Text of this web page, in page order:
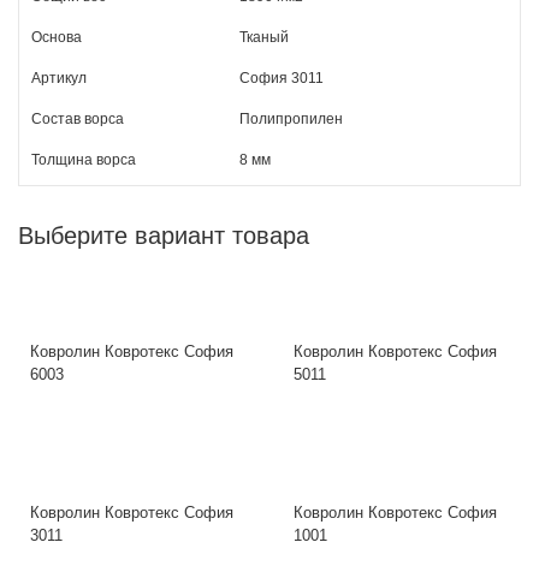
Основа Тканый
Артикул София 3011
Состав ворса Полипропилен
Толщина ворса 8 мм
Выберите вариант товара
Ковролин Ковротекс София
6003
Ковролин Ковротекс София
5011
Ковролин Ковротекс София
3011
Ковролин Ковротекс София
1001